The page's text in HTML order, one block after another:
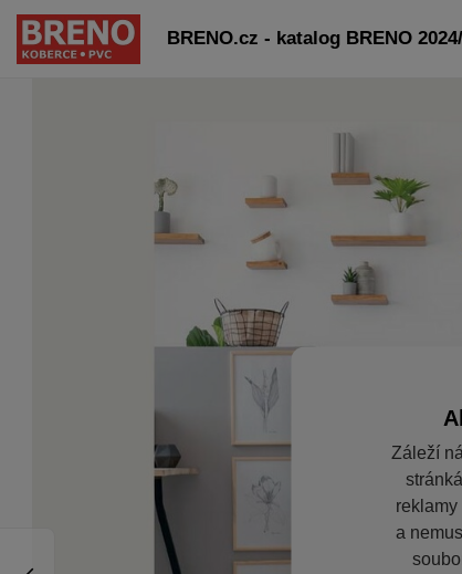
BRENO.cz - katalog BRENO
Záleží
a